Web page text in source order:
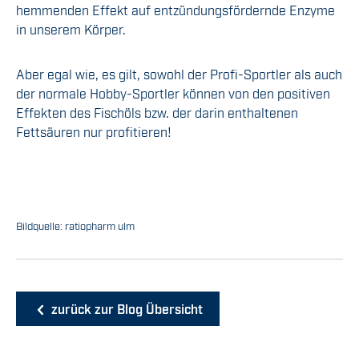
hemmenden Effekt auf entzündungsfördernde Enzyme
in unserem Körper.
Aber egal wie, es gilt, sowohl der Profi-Sportler als auch
der normale Hobby-Sportler können von den positiven
Effekten des Fischöls bzw. der darin enthaltenen
Fettsäuren nur profitieren!
Bildquelle: ratiopharm ulm
zurück zur Blog Übersicht